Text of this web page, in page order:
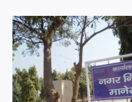
at
s
A
p
p
c
e
b
o
o
k
itt
e
r
k
e
dI
n
ai
l